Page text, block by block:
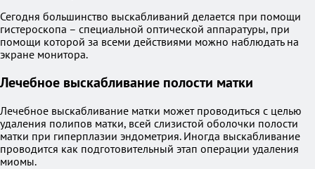
Сегодня большинство выскабливаний делается при помощи
гистероскопа – специальной оптической аппаратуры, при
помощи которой за всеми действиями можно наблюдать на
экране монитора.
Лечебное выскабливание полости матки
Лечебное выскабливание матки может проводиться с целью
удаления полипов матки, всей слизистой оболочки полости
матки при гиперплазии эндометрия. Иногда выскабливание
проводится как подготовительный этап операции удаления
миомы.